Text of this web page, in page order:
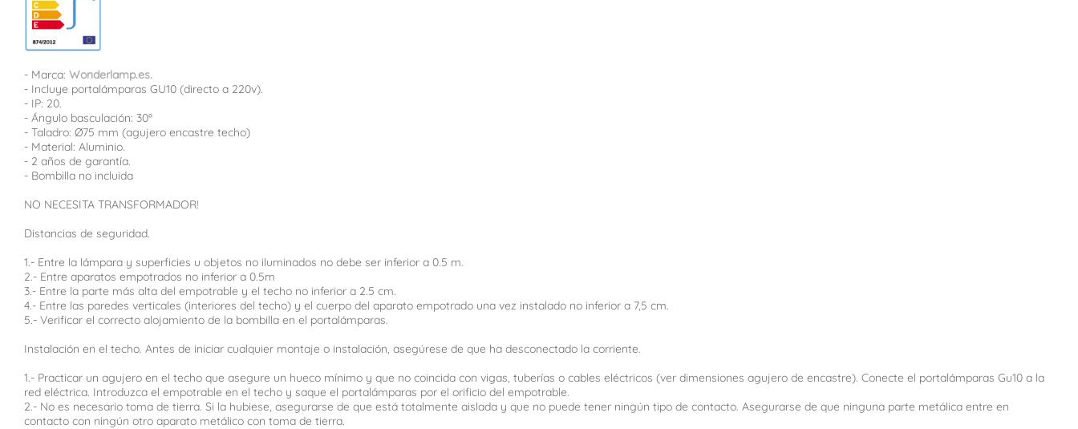
- Marca: Wonderlamp.es.
- Incluye portalámparas GU10 (directo a 220v).
- IP: 20.
- Ángulo basculación: 30º
- Taladro: Ø75 mm (agujero encastre techo)
- Material: Aluminio.
- 2 años de garantía.
- Bombilla no incluida
NO NECESITA TRANSFORMADOR!
Distancias de seguridad.
1.- Entre la lámpara y superficies u objetos no iluminados no debe ser inferior a 0.5 m.
2.- Entre aparatos empotrados no inferior a 0.5m
3.- Entre la parte más alta del empotrable y el techo no inferior a 2.5 cm.
4.- Entre las paredes verticales (interiores del techo) y el cuerpo del aparato empotrado una vez instalado no inferior a 7,5 cm.
5.- Verificar el correcto alojamiento de la bombilla en el portalámparas.
Instalación en el techo. Antes de iniciar cualquier montaje o instalación, asegúrese de que ha desconectado la corriente.
1.- Practicar un agujero en el techo que asegure un hueco mínimo y que no coincida con vigas, tuberías o cables eléctricos (ver dimensiones agujero de encastre). Conecte el portalámparas Gu10 a la
red eléctrica. Introduzca el empotrable en el techo y saque el portalámparas por el orificio del empotrable.
2.- No es necesario toma de tierra. Si la hubiese, asegurarse de que está totalmente aislada y que no puede tener ningún tipo de contacto. Asegurarse de que ninguna parte metálica entre en
contacto con ningún otro aparato metálico con toma de tierra.